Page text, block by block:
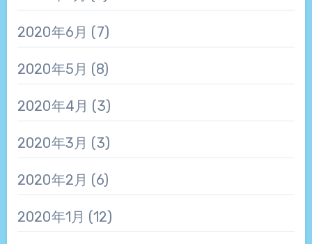
2020年6月 (7)
2020年5月 (8)
2020年4月 (3)
2020年3月 (3)
2020年2月 (6)
2020年1月 (12)